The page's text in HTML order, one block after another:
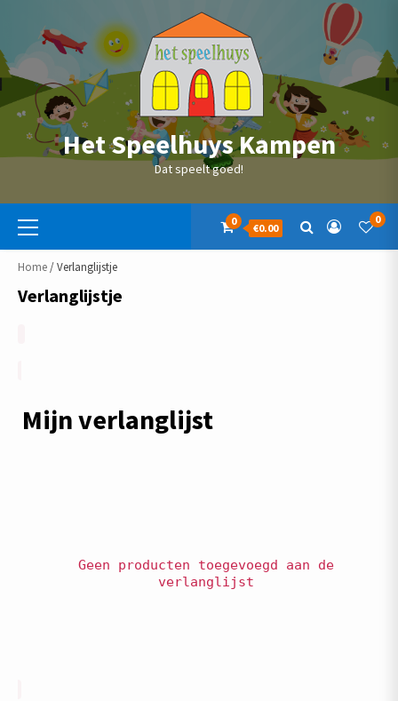
Het Speelhuys Kampen
Dat speelt goed!
Primaire
menu
0
€0.00
0
Home/ Verlanglijstje
Verlanglijstje
Mijn verlanglijst
Geen producten toegevoegd aan de
verlanglijst